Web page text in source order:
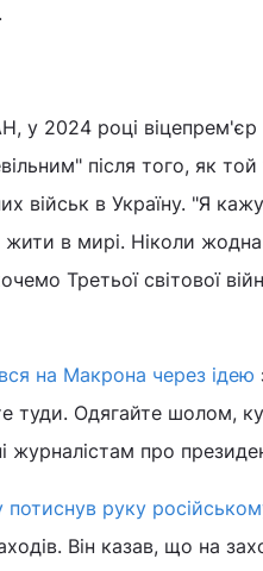
у 2024 році віцепрем'єр
після того, як
військ в Україну. "Я
жити в мирі. Ніколи
Третьої світової
на Макрона через ідею
туди. Одягайте шолом,
журналістам про
потиснув руку
Він казав, що на